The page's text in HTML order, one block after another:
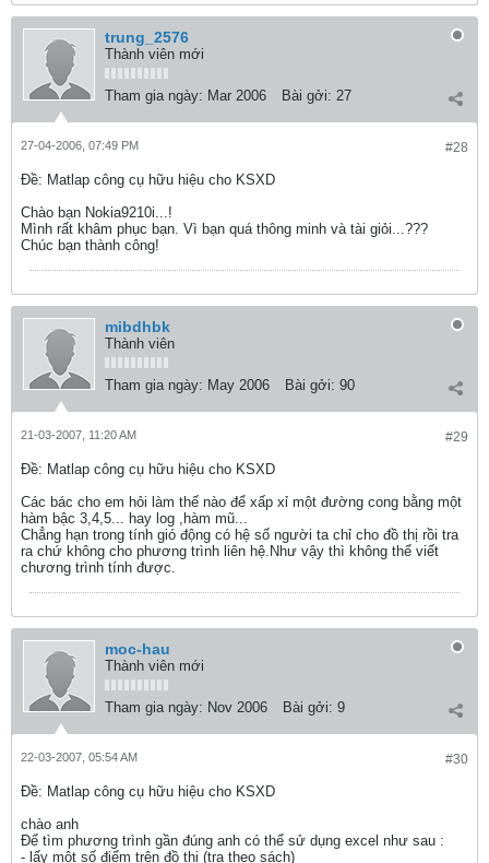
trung_2576
Thành viên mới
Tham gia ngày: Mar 2006 Bài gởi: 27
#28
27-04-2006, 07:49 PM
Ðề: Matlap công cụ hữu hiệu cho KSXD
Chào bạn Nokia9210i...!
Mình rất khâm phục bạn. Vì bạn quá thông minh và tài giỏi...???
Chúc bạn thành công!
mibdhbk
Thành viên
Tham gia ngày: May 2006 Bài gởi: 90
#29
21-03-2007, 11:20 AM
Ðề: Matlap công cụ hữu hiệu cho KSXD
Các bác cho em hỏi làm thế nào để xấp xỉ một đường cong bằng một
hàm bậc 3,4,5... hay log ,hàm mũ...
Chẳng hạn trong tính gió động có hệ số người ta chỉ cho đồ thị rồi tra
ra chứ không cho phương trình liên hệ.Như vậy thì không thể viết
chương trình tính được.
moc-hau
Thành viên mới
Tham gia ngày: Nov 2006 Bài gởi: 9
#30
22-03-2007, 05:54 AM
Ðề: Matlap công cụ hữu hiệu cho KSXD
chào anh
Để tìm phương trình gần đúng anh có thể sử dụng excel như sau :
- lấy một số điểm trên đồ thị (tra theo sách)